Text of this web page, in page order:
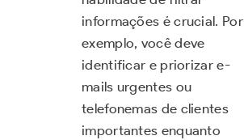
informações é crucial. Por
exemplo, você deve
identificar e priorizar e-
mails urgentes ou
telefonemas de clientes
importantes enquanto